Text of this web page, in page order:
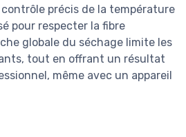
précis de la température
pour respecter la fibre
globale du séchage limite les
tout en offrant un résultat
même avec un appareil